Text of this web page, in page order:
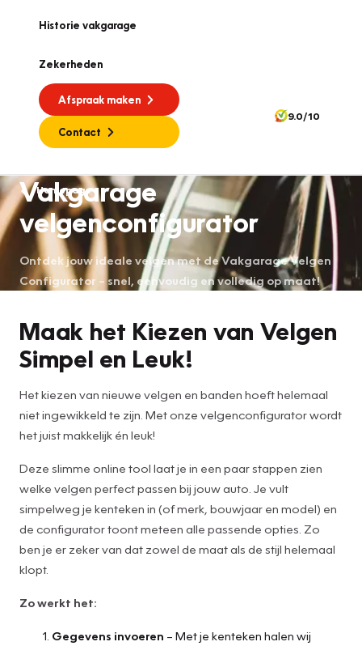
Historie vakgarage
Zekerheden
Afspraak maken
Contact
9.0/10
Homepage
Vakgarage
velgenconfigurator
Ontdek jouw ideale velgen met de Vakgarage Velgen
Configurator – snel, eenvoudig en volledig op maat!
Maak het Kiezen van Velgen
Simpel en Leuk!
Het kiezen van nieuwe velgen en banden hoeft helemaal
niet ingewikkeld te zijn. Met onze velgenconfigurator wordt
het juist makkelijk én leuk!
Deze slimme online tool laat je in een paar stappen zien
welke velgen perfect passen bij jouw auto. Je vult
simpelweg je kenteken in (of merk, bouwjaar en model) en
de configurator toont meteen alle passende opties. Zo
ben je er zeker van dat zowel de maat als de stijl helemaal
klopt.
Zo werkt het:
Gegevens invoeren – Met je kenteken halen wij